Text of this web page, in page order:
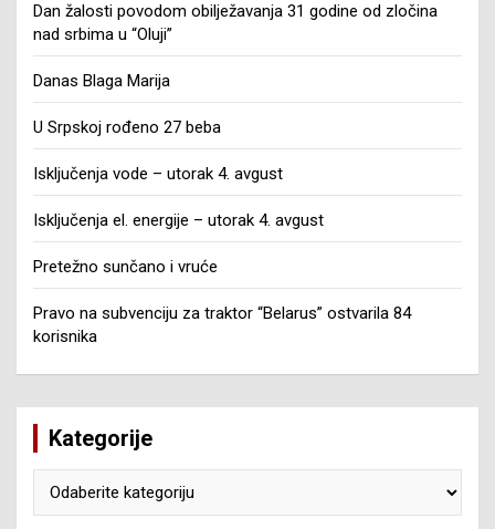
Dan žalosti povodom obilježavanja 31 godine od zločina
nad srbima u “Oluji”
Danas Blaga Marija
U Srpskoj rođeno 27 beba
Isključenja vode – utorak 4. avgust
Isključenja el. energije – utorak 4. avgust
Pretežno sunčano i vruće
Pravo na subvenciju za traktor “Belarus” ostvarila 84
korisnika
Kategorije